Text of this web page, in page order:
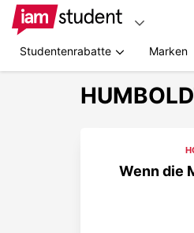
Studentenrabatte Marken
Wenn die